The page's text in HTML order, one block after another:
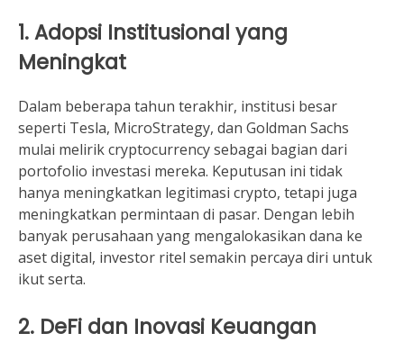
1. Adopsi Institusional yang
Meningkat
Dalam beberapa tahun terakhir, institusi besar
seperti Tesla, MicroStrategy, dan Goldman Sachs
mulai melirik cryptocurrency sebagai bagian dari
portofolio investasi mereka. Keputusan ini tidak
hanya meningkatkan legitimasi crypto, tetapi juga
meningkatkan permintaan di pasar. Dengan lebih
banyak perusahaan yang mengalokasikan dana ke
aset digital, investor ritel semakin percaya diri untuk
ikut serta.
2. DeFi dan Inovasi Keuangan